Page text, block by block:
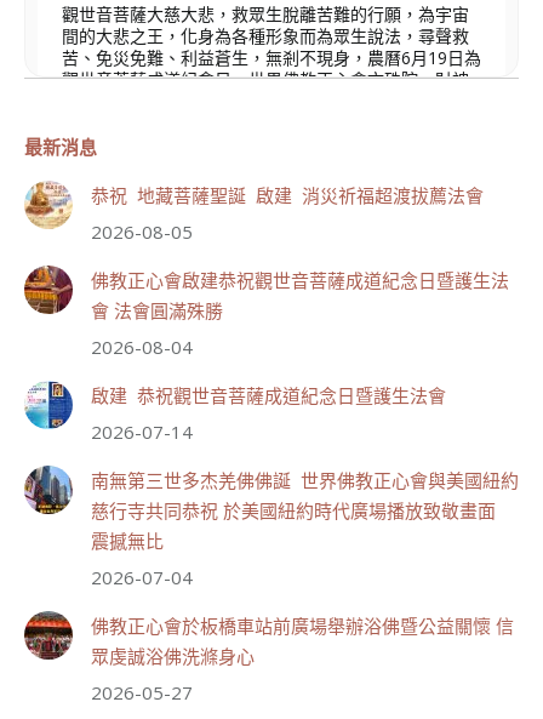
觀世音菩薩大慈大悲，救眾生脫離苦難的行願，為宇宙
間的大悲之王，化身為各種形象而為眾生說法，尋聲救
苦、免災免難、利益蒼生，無剎不現身，農曆6月19日為
觀世音菩薩成道紀念日，世界佛教正心會文殊院、財神
110 32 則留言
分享
世界佛教正心會
July 19, 2026, 1:40 AM
觀看更多
53 27 則留言
最新消息
恭祝 地藏菩薩聖誕 啟建 消災祈福超渡拔薦法會
2026-08-05
佛教正心會啟建恭祝觀世音菩薩成道紀念日暨護生法
會 法會圓滿殊勝
2026-08-04
啟建 恭祝觀世音菩薩成道紀念日暨護生法會
2026-07-14
南無第三世多杰羌佛佛誕 世界佛教正心會與美國紐約
慈行寺共同恭祝 於美國紐約時代廣場播放致敬畫面
震撼無比
2026-07-04
佛教正心會於板橋車站前廣場舉辦浴佛暨公益關懷 信
眾虔誠浴佛洗滌身心
2026-05-27